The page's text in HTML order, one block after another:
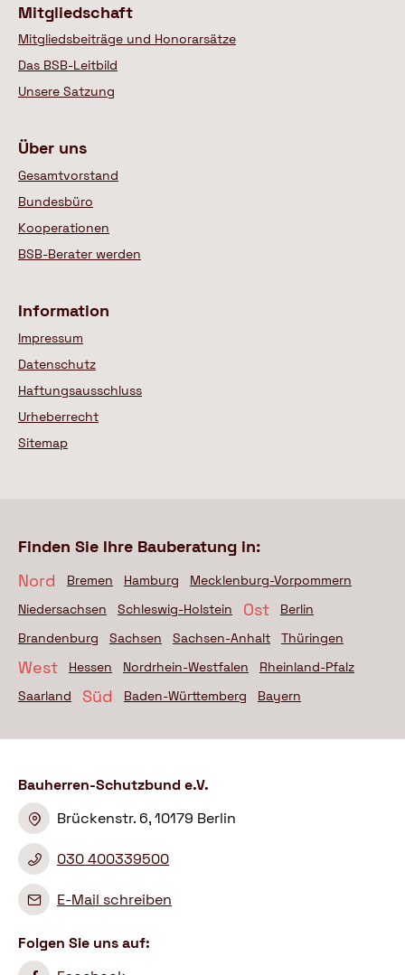
Mitgliedschaft
Mitgliedsbeiträge und Honorarsätze
Das BSB-Leitbild
Unsere Satzung
Über uns
Gesamtvorstand
Bundesbüro
Kooperationen
BSB-Berater werden
Information
Impressum
Datenschutz
Haftungsausschluss
Urheberrecht
Sitemap
Finden Sie Ihre Bauberatung in:
Nord
Bremen Hamburg
Mecklenburg-Vorpommern
Niedersachsen
Schleswig-Holstein Ost
Berlin
Brandenburg
Sachsen Sachsen-Anhalt Thüringen
West Hessen Nordrhein-Westfalen
Rheinland-Pfalz
Saarland
Süd Baden-Württemberg Bayern
Bauherren-Schutzbund e.V.
Brückenstr. 6, 10179 Berlin
030 400339500
E-Mail schreiben
Folgen Sie uns auf: